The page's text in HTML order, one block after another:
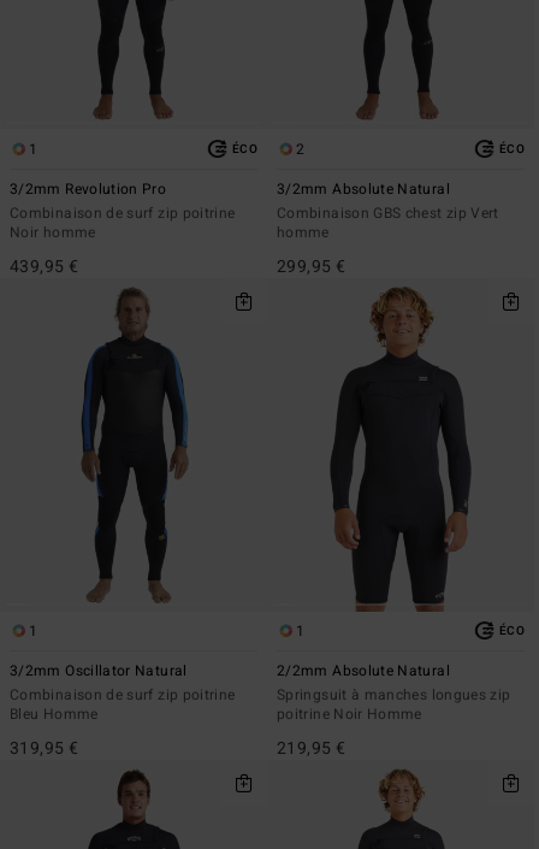
1 ÉCO
3/2mm Revolution Pro
Combinaison de surf zip poitrine
Noir homme
439,95 €
2 ÉCO
3/2mm Absolute Natural
Combinaison GBS chest zip Vert
homme
299,95 €
1
3/2mm Oscillator Natural
Combinaison de surf zip poitrine
Bleu Homme
319,95 €
1 ÉCO
2/2mm Absolute Natural
Springsuit à manches longues zip
poitrine Noir Homme
219,95 €